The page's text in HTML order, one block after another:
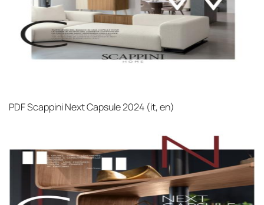
PDFScappini Next Capsule 2024 (it, en)‎